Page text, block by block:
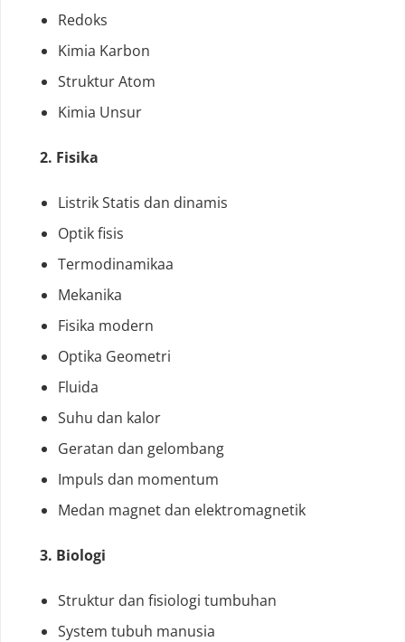
Redoks
Kimia Karbon
Struktur Atom
Kimia Unsur
2. Fisika
Listrik Statis dan dinamis
Optik fisis
Termodinamikaa
Mekanika
Fisika modern
Optika Geometri
Fluida
Suhu dan kalor
Geratan dan gelombang
Impuls dan momentum
Medan magnet dan elektromagnetik
3. Biologi
Struktur dan fisiologi tumbuhan
System tubuh manusia